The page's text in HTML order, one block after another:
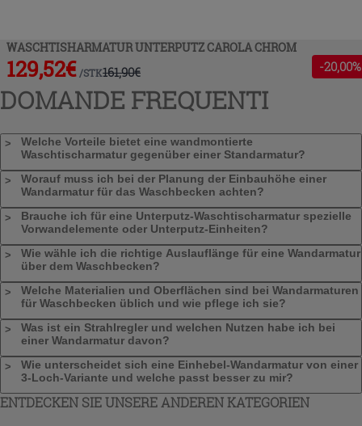
WASCHTISHARMATUR UNTERPUTZ CAROLA CHROM
129,52€ /STK161,90€ -20,00%
DOMANDE FREQUENTI
Welche Vorteile bietet eine wandmontierte
Waschtischarmatur gegenüber einer Standarmatur?
Worauf muss ich bei der Planung der Einbauhöhe einer
Wandarmatur für das Waschbecken achten?
Brauche ich für eine Unterputz-Waschtischarmatur spezielle
Vorwandelemente oder Unterputz-Einheiten?
Wie wähle ich die richtige Auslauflänge für eine Wandarmatur
über dem Waschbecken?
Welche Materialien und Oberflächen sind bei Wandarmaturen
für Waschbecken üblich und wie pflege ich sie?
Was ist ein Strahlregler und welchen Nutzen habe ich bei
einer Wandarmatur davon?
Wie unterscheidet sich eine Einhebel-Wandarmatur von einer
3-Loch-Variante und welche passt besser zu mir?
ENTDECKEN SIE UNSERE ANDEREN KATEGORIEN